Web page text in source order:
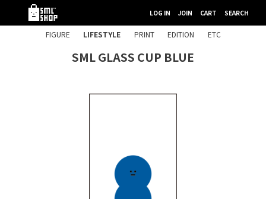
LOG IN JOIN CART SEARCH
FIGURE LIFESTYLE PRINT EDITION ETC
SML GLASS CUP BLUE